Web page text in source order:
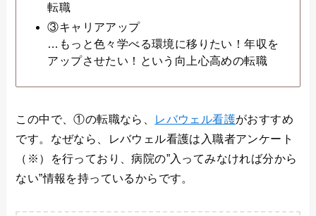
転職
③キャリアアップ
…もっと色々学べる環境に移りたい！年収を
アップさせたい！という向上心高めの転職
この中で、①の転職なら、 レバウェル看護がおすすめ
です。なぜなら、レバウェル看護は入職者アンケート
（※）を行っており、病院の”入ってみなければ分から
ない”情報を持っているからです。